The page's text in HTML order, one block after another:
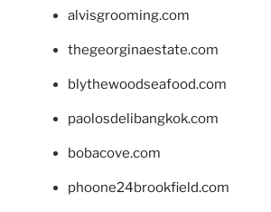
alvisgrooming.com
thegeorginaestate.com
blythewoodseafood.com
paolosdelibangkok.com
bobacove.com
phoone24brookfield.com